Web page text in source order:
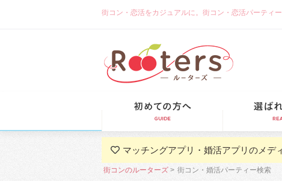
街コン・恋活をカジュアルに。街コン・恋活パーティ
マッチングアプリ・婚活アプリのメデ
街コンのルーターズ 街コン・婚活パーティー検索